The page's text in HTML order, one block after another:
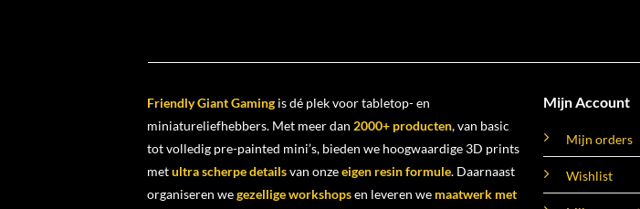
Friendly Giant Gamingis dé plek voor tabletop- en
miniatureliefhebbers. Met meer dan 2000+ producten, van basic
tot volledig pre-painted mini’s, bieden we hoogwaardige 3D prints
metultra scherpe detailsvan onzeeigen resin formule. Daarnaast
organiseren wegezellige workshopsen leveren we maatwerk met
Mijn Account
Mijn orders
Wishlist